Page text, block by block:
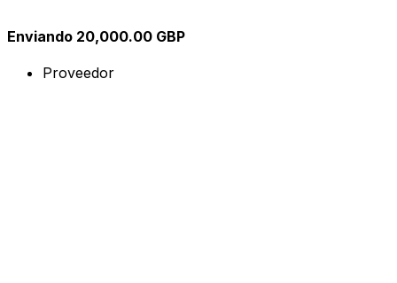
Enviando 20,000.00 GBP
Proveedor